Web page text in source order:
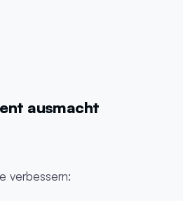
ausmacht
verbessern: